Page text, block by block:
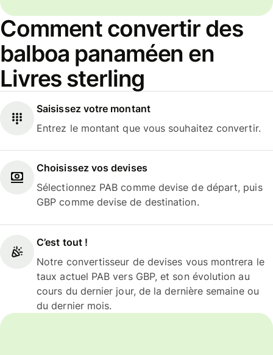
Comment convertir des
balboa panaméen en
Livres sterling
Saisissez votre montant
Entrez le montant que vous souhaitez convertir.
Choisissez vos devises
Sélectionnez PAB comme devise de départ, puis
GBP comme devise de destination.
C’est tout !
Notre convertisseur de devises vous montrera le
taux actuel PAB vers GBP, et son évolution au
cours du dernier jour, de la dernière semaine ou
du dernier mois.